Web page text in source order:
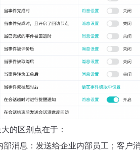
的区别点在于：
部消息：发送给企业内部员工；客户